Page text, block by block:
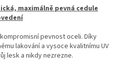
maximálně pevná cedule
pevnost oceli. Díky
lakování a vysoce kvalitnímu UV
lesk a nikdy nezrezne.